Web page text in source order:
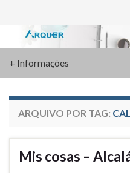
Search for:
+ Informações
ARQUIVO POR TAG:
Mis cosas –